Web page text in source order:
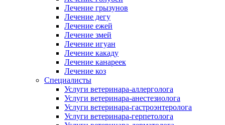
Лечение грызунов
Лечение дегу
Лечение ежей
Лечение змей
Лечение игуан
Лечение какаду
Лечение канареек
Лечение коз
Специалисты
Услуги ветеринара-аллерголога
Услуги ветеринара-анестезиолога
Услуги ветеринара-гастроэнтеролога
Услуги ветеринара-герпетолога